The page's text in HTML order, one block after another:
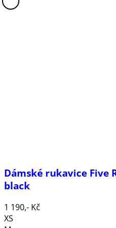
Dámské rukavice Five
black
1 190,- Kč
XS